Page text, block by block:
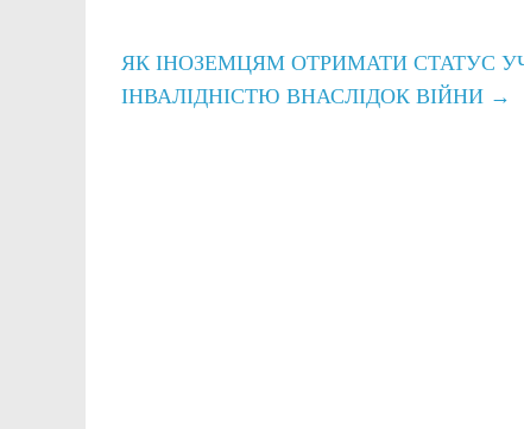
ЯК ІНОЗЕМЦЯМ ОТРИМАТИ СТАТУС
ІНВАЛІДНІСТЮ ВНАСЛІДОК ВІЙНИ →